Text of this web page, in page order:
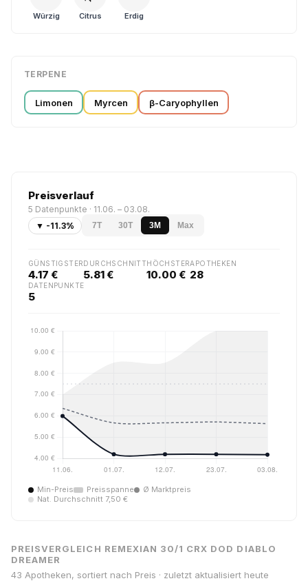
Würzig Citrus Erdig
TERPENE
Limonen Myrcen β-Caryophyllen
Preisverlauf
5 Datenpunkte · 11.06. – 03.08.
▼ -11.3%
7T 30T 3M Max
GÜNSTIGSTER
4.17 €
DURCHSCHNITT
5.81 €
HÖCHSTER
10.00 €
APOTHEKEN
28
DATENPUNKTE
5
Min-Preis Preisspanne
Ø Marktpreis
Nat. Durchschnitt 7,50 €
PREISVERGLEICH REMEXIAN 30/1 CRX DOD DIABLO
DREAMER
43 Apotheken, sortiert nach Preis · zuletzt aktualisiert heute